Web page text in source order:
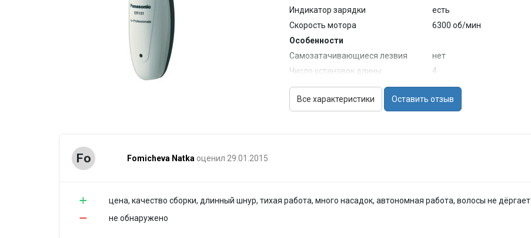
Индикатор зарядки
есть
Скорость мотора
6300 об/мин
Особенности
Самозатачивающиеся лезвия
нет
Число установок длины
4
Количество насадок
2
Стрижка бороды
нет
Все характеристики Оставить отзыв
Fo Fomicheva Natka оценил 29.01.2015
цена, качество сборки, длинный шнур, тихая работа, много насадок, автономная работа, волосы не дёргает
не обнаружено